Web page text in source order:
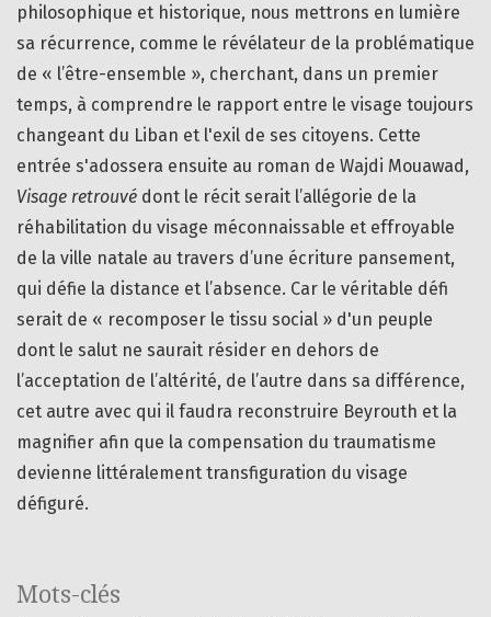
Mots-clés
philosophique et historique, nous mettrons en lumière
sa récurrence, comme le révélateur de la problématique
de « l’être-ensemble », cherchant, dans un premier
temps, à comprendre le rapport entre le visage toujours
changeant du Liban et l'exil de ses citoyens. Cette
entrée s'adossera ensuite au roman de Wajdi Mouawad,
Visage retrouvé dont le récit serait l’allégorie de la
réhabilitation du visage méconnaissable et effroyable
de la ville natale au travers d’une écriture pansement,
qui défie la distance et l’absence. Car le véritable défi
serait de « recomposer le tissu social » d'un peuple
dont le salut ne saurait résider en dehors de
l’acceptation de l’altérité, de l’autre dans sa différence,
cet autre avec qui il faudra reconstruire Beyrouth et la
magnifier afin que la compensation du traumatisme
devienne littéralement transfiguration du visage
défiguré.